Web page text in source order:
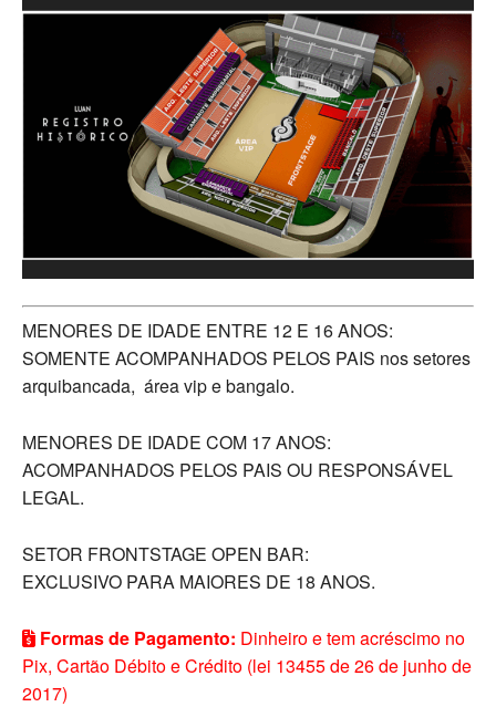
MENORES DE IDADE ENTRE 12 E 16 ANOS:
SOMENTE ACOMPANHADOS PELOS PAIS nos setores
arquibancada, área vip e bangalo.
MENORES DE IDADE COM 17 ANOS:
ACOMPANHADOS PELOS PAIS OU RESPONSÁVEL
LEGAL.
SETOR FRONTSTAGE OPEN BAR:
EXCLUSIVO PARA MAIORES DE 18 ANOS.
Formas de Pagamento: Dinheiro e tem acréscimo no
Pix, Cartão Débito e Crédito (lei 13455 de 26 de junho de
2017)